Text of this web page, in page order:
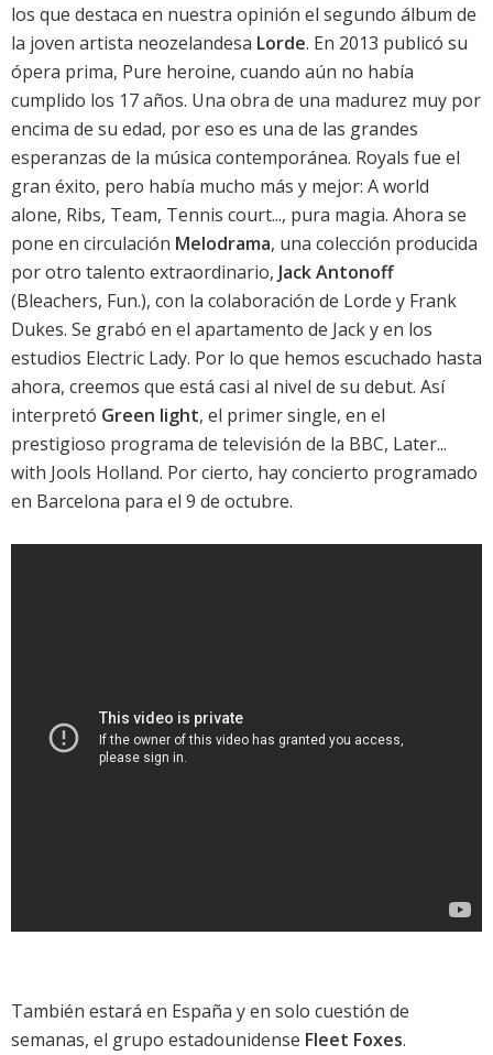
los que destaca en nuestra opinión el segundo álbum de
la joven artista neozelandesa Lorde. En 2013 publicó su
ópera prima, Pure heroine, cuando aún no había
cumplido los 17 años. Una obra de una madurez muy por
encima de su edad, por eso es una de las grandes
esperanzas de la música contemporánea. Royals fue el
gran éxito, pero había mucho más y mejor: A world
alone, Ribs, Team, Tennis court..., pura magia. Ahora se
pone en circulación Melodrama, una colección producida
por otro talento extraordinario, Jack Antonoff
(Bleachers, Fun.), con la colaboración de Lorde y Frank
Dukes. Se grabó en el apartamento de Jack y en los
estudios Electric Lady. Por lo que hemos escuchado hasta
ahora, creemos que está casi al nivel de su debut. Así
interpretó Green light, el primer single, en el
prestigioso programa de televisión de la BBC, Later...
with Jools Holland. Por cierto, hay concierto programado
en Barcelona para el 9 de octubre.
También estará en España y en solo cuestión de
semanas, el grupo estadounidense Fleet Foxes.